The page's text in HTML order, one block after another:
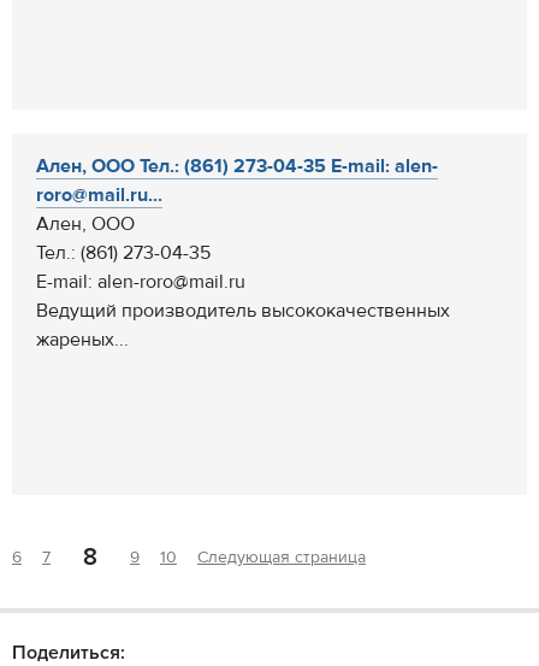
Ален, ООО Тел.: (861) 273-04-35 E-mail: alen-
roro@mail.ru...
Ален, ООО
Тел.: (861) 273-04-35
E-mail: alen-roro@mail.ru
Ведущий производитель высококачественных
жареных...
6 7 8 9 10 Следующая страница
Поделиться: